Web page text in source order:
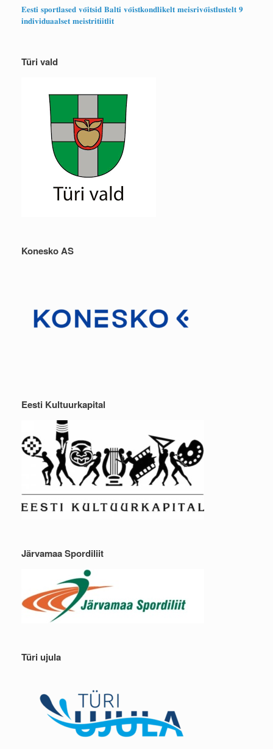
𝐄𝐞𝐬𝐭𝐢 𝐬𝐩𝐨𝐫𝐭𝐥𝐚𝐬𝐞𝐝 𝐯𝐨̃𝐢𝐭𝐬𝐢𝐝 𝐁𝐚𝐥𝐭𝐢 𝐯𝐨̃𝐢𝐬𝐭𝐤𝐨𝐧𝐝𝐥𝐢𝐤𝐞𝐥𝐭 𝐦𝐞𝐢𝐬𝐫𝐢𝐯𝐨̃𝐢𝐬𝐭𝐥𝐮𝐬𝐭𝐞𝐥𝐭 𝟗
𝐢𝐧𝐝𝐢𝐯𝐢𝐝𝐮𝐚𝐚𝐥𝐬𝐞𝐭 𝐦𝐞𝐢𝐬𝐭𝐫𝐢𝐭𝐢𝐢𝐭𝐥𝐢𝐭
Türi vald
Konesko AS
Eesti Kultuurkapital
Järvamaa Spordiliit
Türi ujula